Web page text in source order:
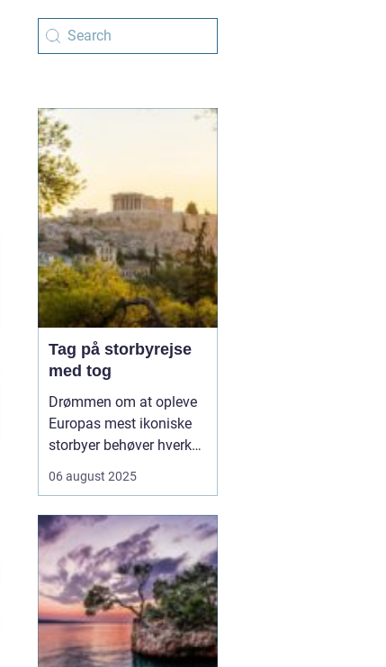
Tag på storbyrejse
med tog
Drømmen om at opleve
Europas mest ikoniske
storbyer behøver hverken
eller stressende flyture.
vælger i dag at tage på
storbyferie med tog, og
det er ikke uden grund.
Tog...
06 august 2025